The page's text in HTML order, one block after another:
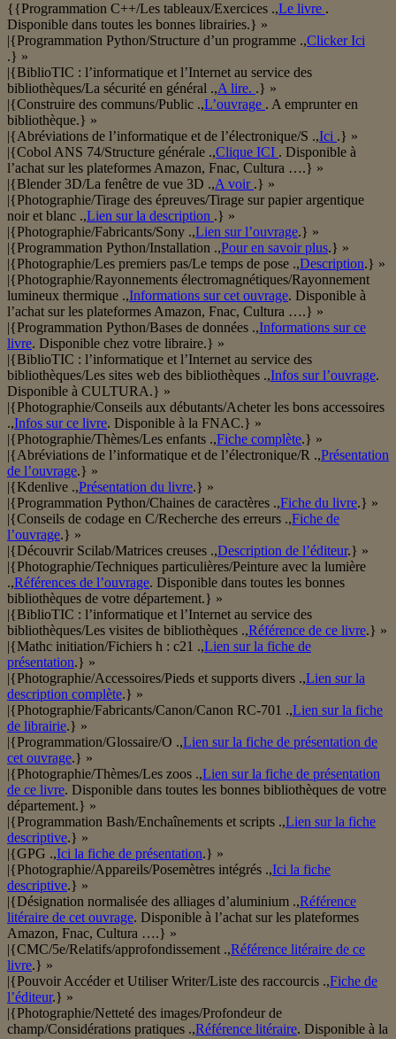
{{Programmation C++/Les tableaux/Exercices .,Le livre .
Disponible dans toutes les bonnes librairies.} »
|{Programmation Python/Structure d’un programme .,Clicker Ici
.} »
|{BiblioTIC : l’informatique et l’Internet au service des
bibliothèques/La sécurité en général .,A lire. .} »
|{Construire des communs/Public .,L’ouvrage . A emprunter en
bibliothèque.} »
|{Abréviations de l’informatique et de l’électronique/S .,Ici .} »
|{Cobol ANS 74/Structure générale .,Clique ICI . Disponible à
l’achat sur les plateformes Amazon, Fnac, Cultura ….} »
|{Blender 3D/La fenêtre de vue 3D .,A voir .} »
|{Photographie/Tirage des épreuves/Tirage sur papier argentique
noir et blanc .,Lien sur la description .} »
|{Photographie/Fabricants/Sony .,Lien sur l’ouvrage.} »
|{Programmation Python/Installation .,Pour en savoir plus.} »
|{Photographie/Les premiers pas/Le temps de pose .,Description.} »
|{Photographie/Rayonnements électromagnétiques/Rayonnement
lumineux thermique .,Informations sur cet ouvrage. Disponible à
l’achat sur les plateformes Amazon, Fnac, Cultura ….} »
|{Programmation Python/Bases de données .,Informations sur ce
livre. Disponible chez votre libraire.} »
|{BiblioTIC : l’informatique et l’Internet au service des
bibliothèques/Les sites web des bibliothèques .,Infos sur l’ouvrage.
Disponible à CULTURA.} »
|{Photographie/Conseils aux débutants/Acheter les bons accessoires
.,Infos sur ce livre. Disponible à la FNAC.} »
|{Photographie/Thèmes/Les enfants .,Fiche complète.} »
|{Abréviations de l’informatique et de l’électronique/R .,Présentation
de l’ouvrage.} »
|{Kdenlive .,Présentation du livre.} »
|{Programmation Python/Chaines de caractères .,Fiche du livre.} »
|{Conseils de codage en C/Recherche des erreurs .,Fiche de
l’ouvrage.} »
|{Découvrir Scilab/Matrices creuses .,Description de l’éditeur.} »
|{Photographie/Techniques particulières/Peinture avec la lumière
.,Références de l’ouvrage. Disponible dans toutes les bonnes
bibliothèques de votre département.} »
|{BiblioTIC : l’informatique et l’Internet au service des
bibliothèques/Les visites de bibliothèques .,Référence de ce livre.} »
|{Mathc initiation/Fichiers h : c21 .,Lien sur la fiche de
présentation.} »
|{Photographie/Accessoires/Pieds et supports divers .,Lien sur la
description complète.} »
|{Photographie/Fabricants/Canon/Canon RC-701 .,Lien sur la fiche
de librairie.} »
|{Programmation/Glossaire/O .,Lien sur la fiche de présentation de
cet ouvrage.} »
|{Photographie/Thèmes/Les zoos .,Lien sur la fiche de présentation
de ce livre. Disponible dans toutes les bonnes bibliothèques de votre
département.} »
|{Programmation Bash/Enchaînements et scripts .,Lien sur la fiche
descriptive.} »
|{GPG .,Ici la fiche de présentation.} »
|{Photographie/Appareils/Posemètres intégrés .,Ici la fiche
descriptive.} »
|{Désignation normalisée des alliages d’aluminium .,Référence
litéraire de cet ouvrage. Disponible à l’achat sur les plateformes
Amazon, Fnac, Cultura ….} »
|{CMC/5e/Relatifs/approfondissement .,Référence litéraire de ce
livre.} »
|{Pouvoir Accéder et Utiliser Writer/Liste des raccourcis .,Fiche de
l’éditeur.} »
|{Photographie/Netteté des images/Profondeur de
champ/Considérations pratiques .,Référence litéraire. Disponible à la